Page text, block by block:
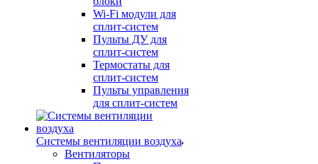
Wi-Fi модули для
сплит-систем
Пульты ДУ для
сплит-систем
Термостаты для
сплит-систем
Пульты управления
для сплит-систем
Системы вентиляции воздуха
Вентиляторы